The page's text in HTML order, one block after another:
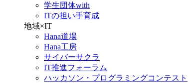
学生団体with
ITの担い手育成
地域×IT
Hana道場
Hana工房
サイバーサクラ
IT推進フォーラム
ハッカソン・プログラミングコンテスト